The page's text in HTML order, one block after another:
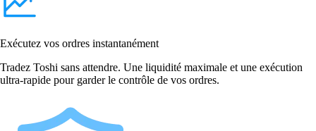
Exécutez vos ordres instantanément
Tradez Toshi sans attendre. Une liquidité maximale et une exécution
ultra-rapide pour garder le contrôle de vos ordres.